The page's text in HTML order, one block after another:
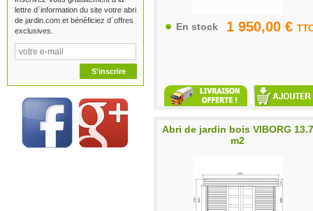
lettre d´information du site votre abri
de jardin.com et bénéficiez d´offres
exclusives.
1 950,00 €
En stock
Abri de jardin bois VIBORG 13.7
m2